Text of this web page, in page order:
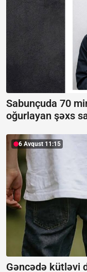
Sabunçuda 70
oğurlayan şəxs
6 Avqust 11:15
Gəncədə kütləvi